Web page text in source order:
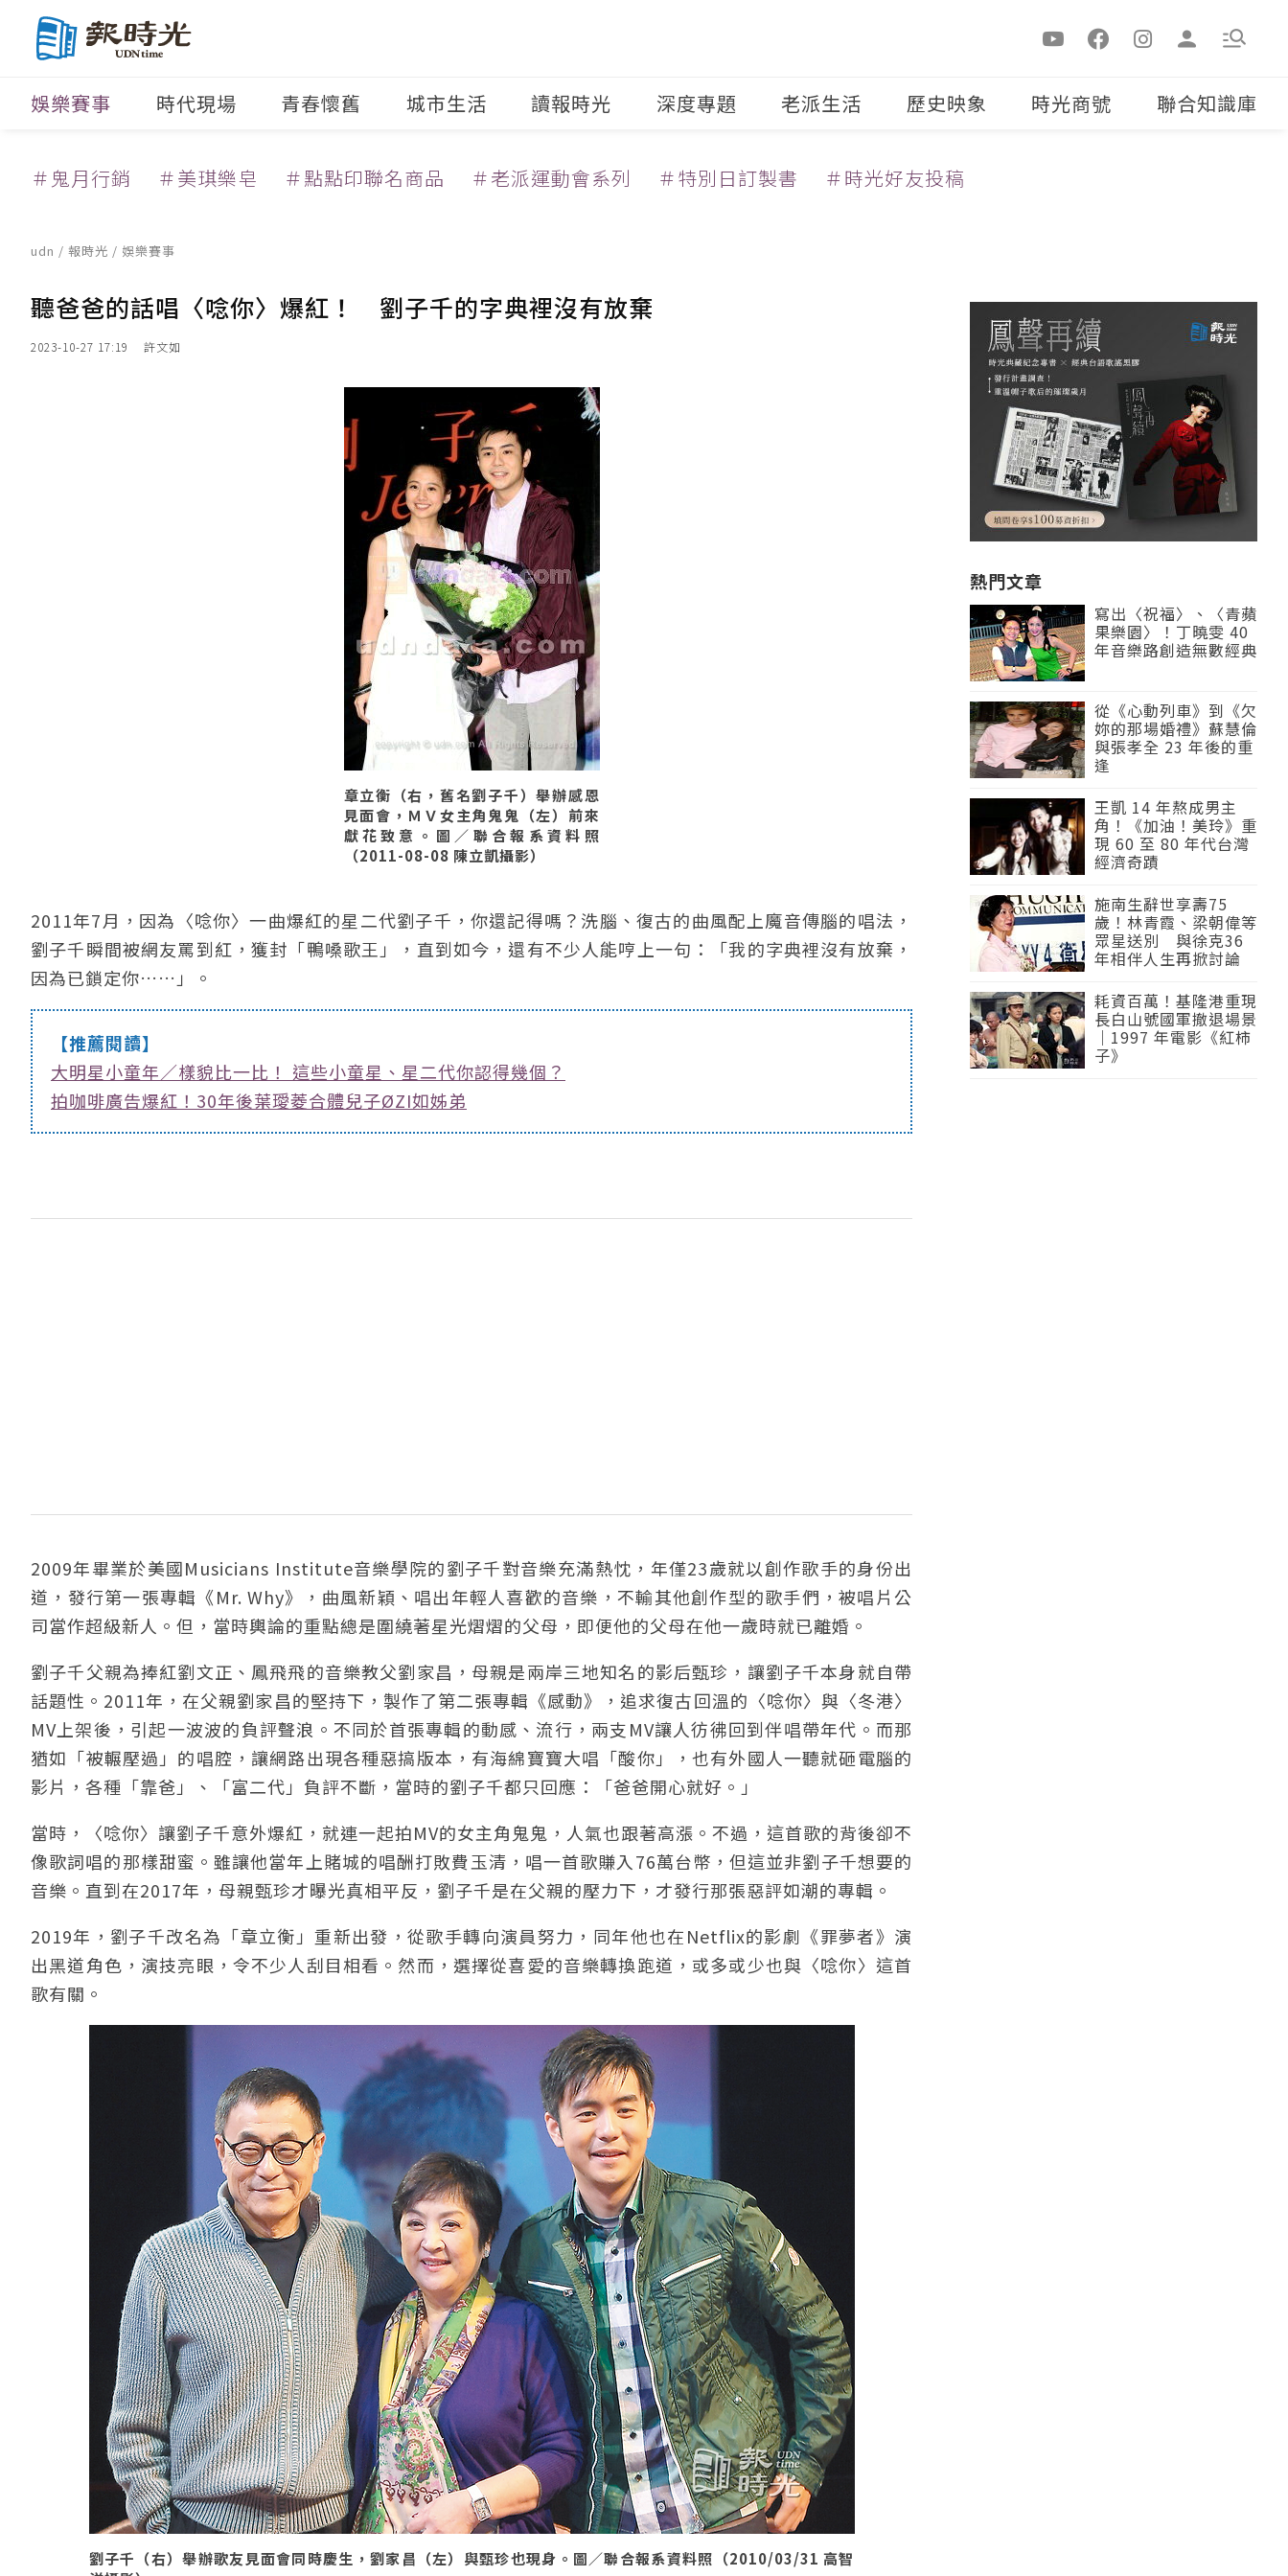
娛樂賽事 時代現場 青春懷舊 城市生活 讀報時光 深度專題 老派生活 歷史映象 時光商號 聯合知識庫
＃鬼月行銷 ＃美琪樂皂 ＃點點印聯名商品 ＃老派運動會系列 ＃特別日訂製書 ＃時光好友投稿
udn / 報時光 / 娛樂賽事
聽爸爸的話唱〈唸你〉爆紅！ 劉子千的字典裡沒有放棄
2023-10-27 17:19 許文如
章立衡（右，舊名劉子千）舉辦感恩
見面會，ＭＶ女主角鬼鬼（左）前來
獻花致意。圖／聯合報系資料照
（2011-08-08 陳立凱攝影）
2011年7月，因為〈唸你〉一曲爆紅的星二代劉子千，你還記得嗎？洗腦、復古的曲風配上魔音傳腦的唱法，
劉子千瞬間被網友罵到紅，獲封「鴨嗓歌王」，直到如今，還有不少人能哼上一句：「我的字典裡沒有放棄，
因為已鎖定你……」。
【推薦閱讀】
大明星小童年／樣貌比一比！ 這些小童星、星二代你認得幾個？
拍咖啡廣告爆紅！30年後葉璦菱合體兒子ØZI如姊弟
2009年畢業於美國Musicians Institute音樂學院的劉子千對音樂充滿熱忱，年僅23歲就以創作歌手的身份出
道，發行第一張專輯《Mr. Why》，曲風新穎、唱出年輕人喜歡的音樂，不輸其他創作型的歌手們，被唱片公
司當作超級新人。但，當時輿論的重點總是圍繞著星光熠熠的父母，即便他的父母在他一歲時就已離婚。
劉子千父親為捧紅劉文正、鳳飛飛的音樂教父劉家昌，母親是兩岸三地知名的影后甄珍，讓劉子千本身就自帶
話題性。2011年，在父親劉家昌的堅持下，製作了第二張專輯《感動》，追求復古回溫的〈唸你〉與〈冬港〉
MV上架後，引起一波波的負評聲浪。不同於首張專輯的動感、流行，兩支MV讓人彷彿回到伴唱帶年代。而那
猶如「被輾壓過」的唱腔，讓網路出現各種惡搞版本，有海綿寶寶大唱「酸你」，也有外國人一聽就砸電腦的
影片，各種「靠爸」、「富二代」負評不斷，當時的劉子千都只回應：「爸爸開心就好。」
當時，〈唸你〉讓劉子千意外爆紅，就連一起拍MV的女主角鬼鬼，人氣也跟著高漲。不過，這首歌的背後卻不
像歌詞唱的那樣甜蜜。雖讓他當年上賭城的唱酬打敗費玉清，唱一首歌賺入76萬台幣，但這並非劉子千想要的
音樂。直到在2017年，母親甄珍才曝光真相平反，劉子千是在父親的壓力下，才發行那張惡評如潮的專輯。
2019年，劉子千改名為「章立衡」重新出發，從歌手轉向演員努力，同年他也在Netflix的影劇《罪夢者》演
出黑道角色，演技亮眼，令不少人刮目相看。然而，選擇從喜愛的音樂轉換跑道，或多或少也與〈唸你〉這首
歌有關。
劉子千（右）舉辦歌友見面會同時慶生，劉家昌（左）與甄珍也現身。圖／聯合報系資料照（2010/03/31 高智
熱門文章
寫出〈祝福〉、〈青蘋
果樂園〉！丁曉雯 40
年音樂路創造無數經典
從《心動列車》到《欠
妳的那場婚禮》蘇慧倫
與張孝全 23 年後的重
逢
王凱 14 年熬成男主
角！《加油！美玲》重
現 60 至 80 年代台灣
經濟奇蹟
施南生辭世享壽75
歲！林青霞、梁朝偉等
眾星送別 與徐克36
年相伴人生再掀討論
耗資百萬！基隆港重現
長白山號國軍撤退場景
｜1997 年電影《紅柿
子》